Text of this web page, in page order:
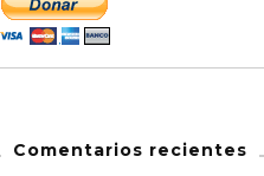
Comentarios recientes